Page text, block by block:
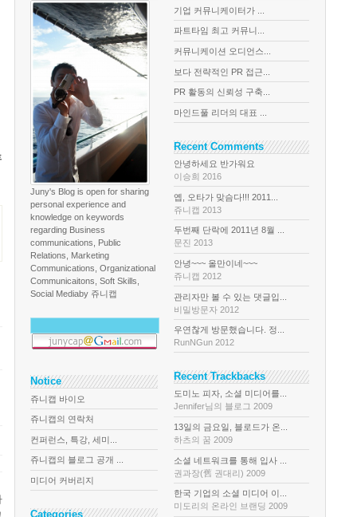
Juny's Blog is open for sharing
personal experience and
knowledge on keywords
regarding Business
communications, Public
Relations, Marketing
Communications, Organizational
Communicaitons, Soft Skills,
Social Mediaby 쥬니캡
Notice
쥬니캡 바이오
쥬니캡의 연락처
컨퍼런스, 특강, 세미...
쥬니캡의 블로그 공개 ...
미디어 커버리지
Categories
기업 커뮤니케이터가 ...
파트타임 최고 커뮤니...
커뮤니케이션 오디언스...
보다 전략적인 PR 접근...
PR 활동의 신뢰성 구축...
마인드풀 리더의 대표 ...
Recent Comments
안녕하세요 반가워요
이승희 2016
옙, 오타가 맞슴다!!! 2011...
쥬니캡 2013
두번째 단락에 2011년 8월 ...
문진 2013
안녕~~~ 올만이네~~~
쥬니캡 2012
관리자만 볼 수 있는 댓글입...
비밀방문자 2012
우연찮게 방문했습니다. 정...
RunNGun 2012
Recent Trackbacks
도미노 피자, 소셜 미디어를...
Jennifer님의 블로그 2009
13일의 금요일, 블로드가 온...
하츠의 꿈 2009
소셜 네트워크를 통해 입사 ...
권과장(舊 권대리) 2009
한국 기업의 소셜 미디어 이...
미도리의 온라인 브랜딩 2009